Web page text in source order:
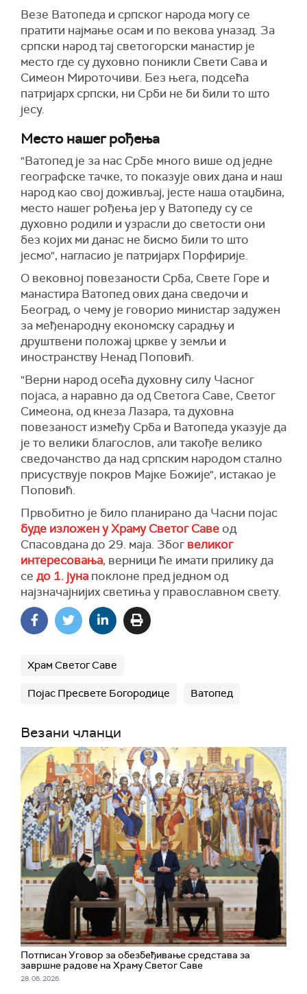
Везе Ватопеда и српског народа могу се
пратити најмање осам и по векова уназад. За
српски народ тај светогорски манастир је
место где су духовно поникли Свети Сава и
Симеон Мироточиви. Без њега, подсећа
патријарх српски, ни Срби не би били то што
јесу.
Место нашег рођења
"Ватопед је за нас Србе много више од једне
географске тачке, то показује ових дана и наш
народ као свој доживљај, јесте наша отаџбина,
место нашег рођења јер у Ватопеду су се
духовно родили и узрасли до светости они
без којих ми данас не бисмо били то што
јесмо", нагласио је патријарх Порфирије.
О вековној повезаности Срба, Свете Горе и
манастира Ватопед ових дана сведочи и
Београд, о чему је говорио министар задужен
за међенародну економску сарадњу и
друштвени положај цркве у земљи и
иностранству Ненад Поповић.
"Верни народ осећа духовну силу Часног
појаса, а наравно да од Светога Саве, Светог
Симеона, од кнеза Лазара, та духовна
повезаност између Срба и Ватопеда указује да
је то велики благослов, али такође велико
сведочанство да над српским народом стално
присуствује покров Мајке Божије", истакао је
Поповић.
Првобитно је било планирано да Часни појас
буде изложен у Храму Светог Саве од
Спасовдана до 29. маја. Због великог
интересовања, верници ће имати прилику да
се до 1. јуна поклоне пред једном од
најзначајнијих светиња у православном свету.
Храм Светог Саве
Појас Пресвете Богородице Ватопед
Везани чланци
Потписан Уговор за обезбеђивање средстава за
завршне радове на Храму Светог Саве
28. 06. 2026.